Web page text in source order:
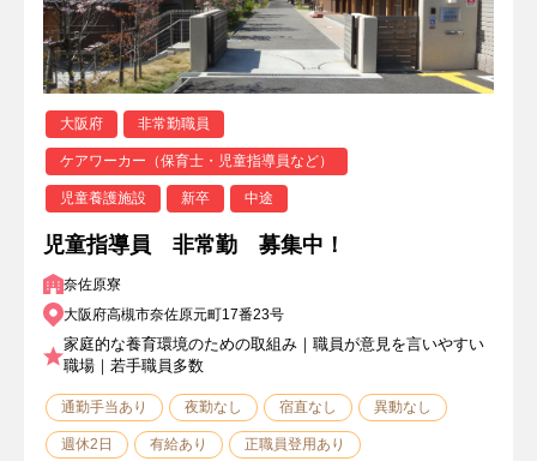
大阪府 非常勤職員
ケアワーカー（保育士・児童指導員など）
児童養護施設 新卒 中途
児童指導員 非常勤 募集中！
奈佐原寮
大阪府高槻市奈佐原元町17番23号
家庭的な養育環境のための取組み｜職員が意見を言いやすい
職場｜若手職員多数
通勤手当あり 夜勤なし 宿直なし 異動なし
週休2日 有給あり 正職員登用あり